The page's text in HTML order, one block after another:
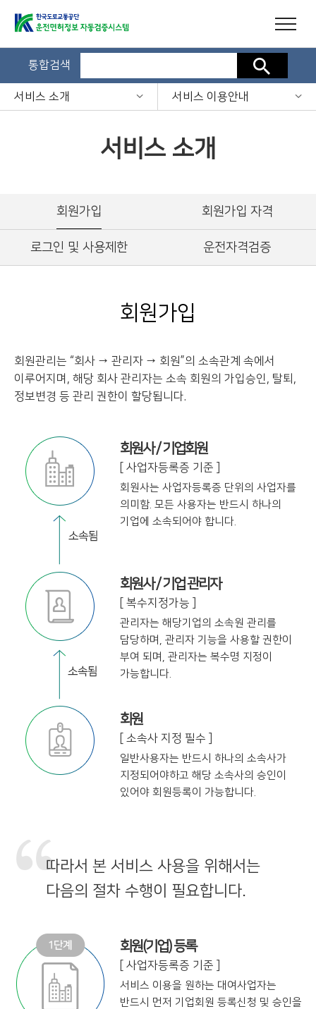
통합검색 검색
서비스 소개 서비스 이용안내
서비스 소개
회원가입 회원가입 자격
로그인 및 사용제한 운전자격검증
회원가입
회원관리는 “회사 → 관리자 → 회원”의 소속관계 속에서
이루어지며, 해당 회사 관리자는 소속 회원의 가입승인, 탈퇴,
정보변경 등 관리 권한이 할당됩니다.
회원사 / 기업회원
[ 사업자등록증 기준 ]
회원사는 사업자등록증 단위의 사업자를
의미함. 모든 사용자는 반드시 하나의
기업에 소속되어야 합니다.
회원사 / 기업 관리자
[ 복수지정가능 ]
관리자는 해당기업의 소속원 관리를
담당하며, 관리자 기능을 사용할 권한이
부여 되며, 관리자는 복수명 지정이
가능합니다.
회원
[ 소속사 지정 필수 ]
일반사용자는 반드시 하나의 소속사가
지정되어야하고 해당 소속사의 승인이
있어야 회원등록이 가능합니다.
따라서 본 서비스 사용을 위해서는
다음의 절차 수행이 필요합니다.
회원(기업) 등록
[ 사업자등록증 기준 ]
서비스 이용을 원하는 대여사업자는
반드시 먼저 기업회원 등록신청 및 승인을